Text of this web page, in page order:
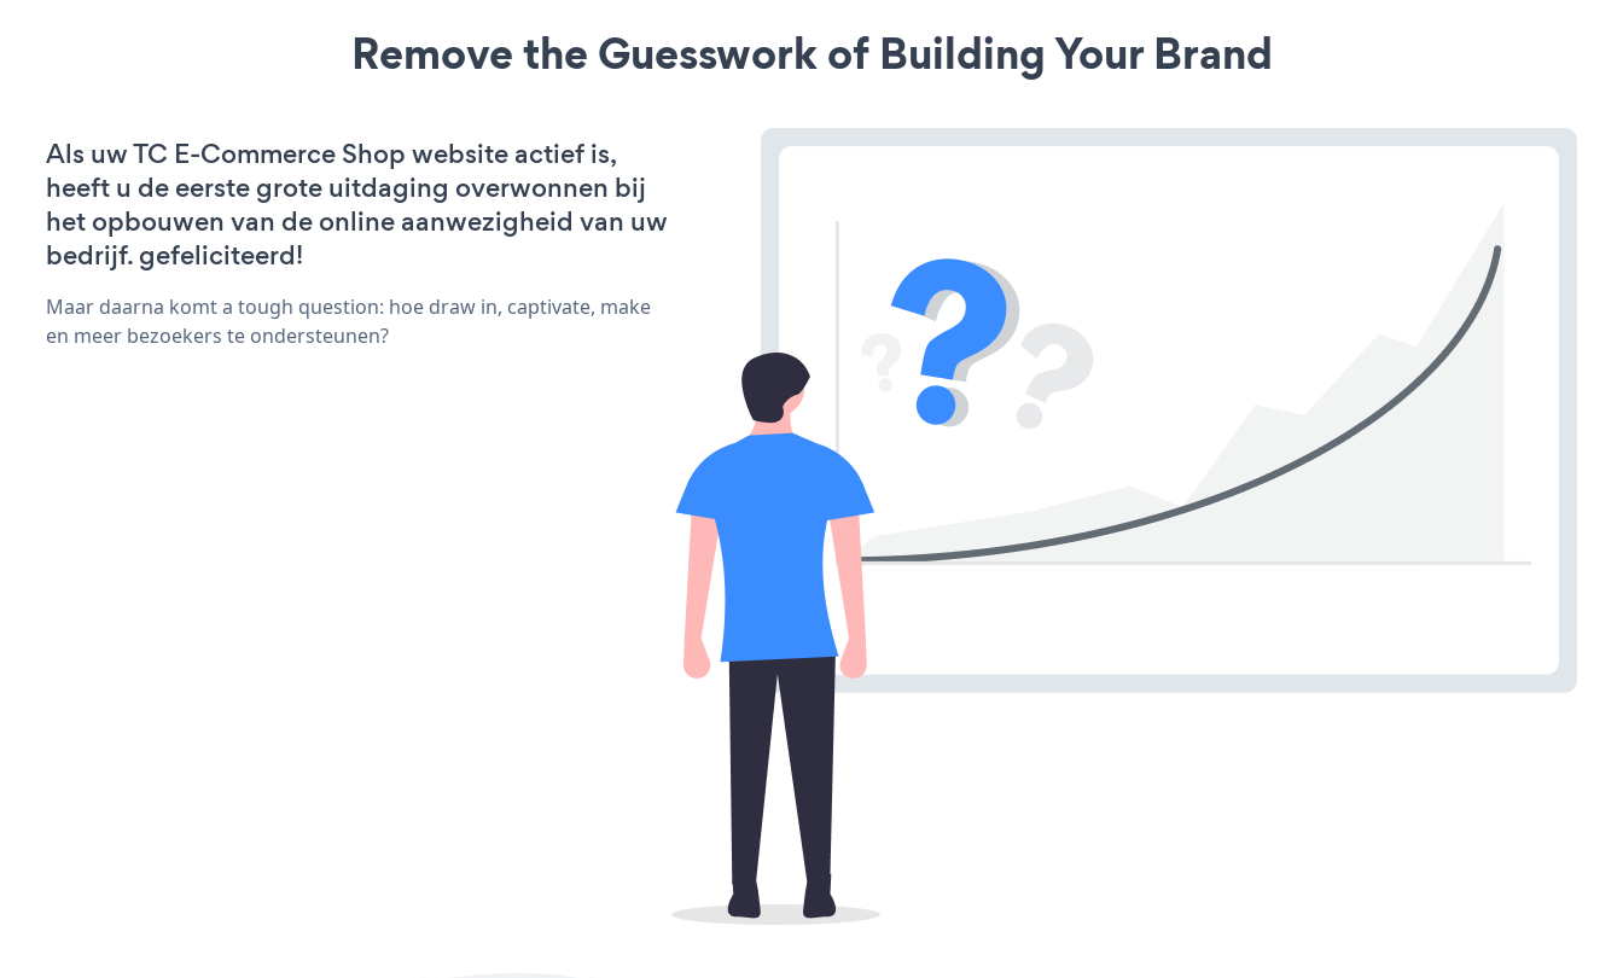
Remove the Guesswork of Building Your Brand
Als uw TC E-Commerce Shop website actief is,
heeft u de eerste grote uitdaging overwonnen bij
het opbouwen van de online aanwezigheid van uw
bedrijf. gefeliciteerd!
Maar daarna komt a tough question: hoe draw in, captivate, make
en meer bezoekers te ondersteunen?